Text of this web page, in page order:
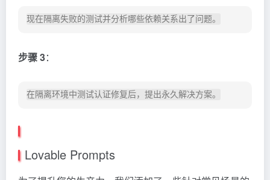
步骤 3：
Lovable Prompts